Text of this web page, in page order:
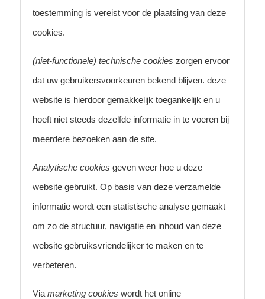
toestemming is vereist voor de plaatsing van deze
cookies.
(niet-functionele) technische cookies zorgen ervoor
dat uw gebruikersvoorkeuren bekend blijven. deze
website is hierdoor gemakkelijk toegankelijk en u
hoeft niet steeds dezelfde informatie in te voeren bij
meerdere bezoeken aan de site.
Analytische cookies geven weer hoe u deze
website gebruikt. Op basis van deze verzamelde
informatie wordt een statistische analyse gemaakt
om zo de structuur, navigatie en inhoud van deze
website gebruiksvriendelijker te maken en te
verbeteren.
Via marketing cookies wordt het online